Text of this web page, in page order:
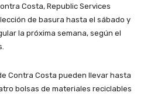
Costa, Republic Services
de basura hasta el sábado y
la próxima semana, según el
Contra Costa pueden llevar hasta
bolsas de materiales reciclables